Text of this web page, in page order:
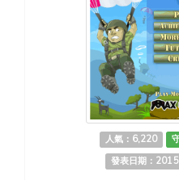
人氣：6,220
發表日期：